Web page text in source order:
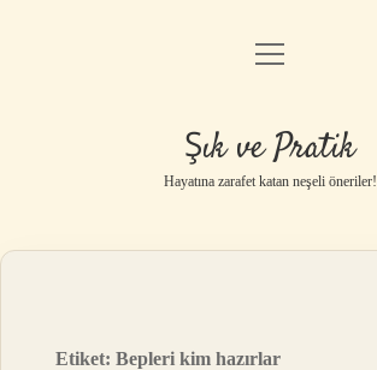
Anasayfa
Yasal Uyarı
menüyü
Şık ve Pratik
Hayatına zarafet katan neşeli öneriler!
Etiket:Bepleri kim hazırlar